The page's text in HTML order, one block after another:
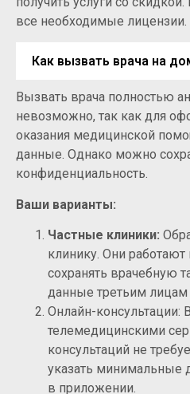
все необходимые лицензии.
Как вызвать врача на
Вызвать врача полностью
невозможно, так как для
оказания медицинской
данные. Однако можно
конфиденциальность.
Ваши варианты:
Частные клиники:
клинику. Они
сохранять врачебную
данные третьим лицам
Онлайн-консультации:
телемедицинскими
консультаций не
указать минимальные
в приложении.